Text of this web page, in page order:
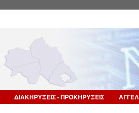
ΔΙΑΚΗΡΥΞΕΙΣ - ΠΡΟΚΗΡΥΞΕΙΣ